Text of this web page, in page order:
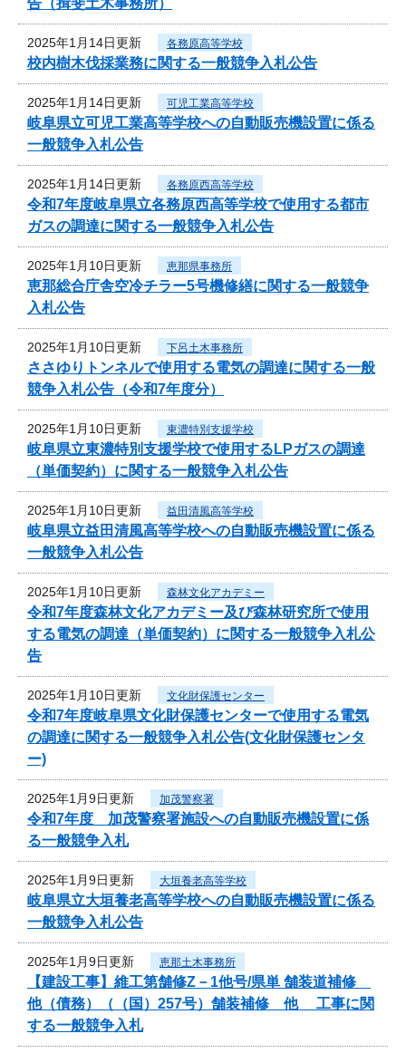
2025年1月14日更新 各務原高等学校
校内樹木伐採業務に関する一般競争入札公告
2025年1月14日更新 可児工業高等学校
岐阜県立可児工業高等学校への自動販売機設置に係る
一般競争入札公告
2025年1月14日更新 各務原西高等学校
令和7年度岐阜県立各務原西高等学校で使用する都市
ガスの調達に関する一般競争入札公告
2025年1月10日更新 恵那県事務所
恵那総合庁舎空冷チラー5号機修繕に関する一般競争
入札公告
2025年1月10日更新 下呂土木事務所
ささゆりトンネルで使用する電気の調達に関する一般
競争入札公告（令和7年度分）
2025年1月10日更新 東濃特別支援学校
岐阜県立東濃特別支援学校で使用するLPガスの調達
（単価契約）に関する一般競争入札公告
2025年1月10日更新 益田清風高等学校
岐阜県立益田清風高等学校への自動販売機設置に係る
一般競争入札公告
2025年1月10日更新 森林文化アカデミー
令和7年度森林文化アカデミー及び森林研究所で使用
する電気の調達（単価契約）に関する一般競争入札公
告
2025年1月10日更新 文化財保護センター
令和7年度岐阜県文化財保護センターで使用する電気
の調達に関する一般競争入札公告(文化財保護センタ
ー)
2025年1月9日更新 加茂警察署
令和7年度 加茂警察署施設への自動販売機設置に係
る一般競争入札
2025年1月9日更新 大垣養老高等学校
岐阜県立大垣養老高等学校への自動販売機設置に係る
一般競争入札公告
2025年1月9日更新 恵那土木事務所
【建設工事】維工第舗修Z－1他号/県単 舗装道補修
他（債務）（（国）257号）舗装補修 他 工事に関
する一般競争入札